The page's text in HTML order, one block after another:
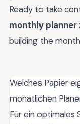
Ready to take
monthly planner
building the
Welches Papier
monatlichen
Für ein optimales